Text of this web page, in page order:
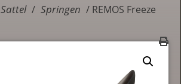
Sattel / Springen / REMOS Freeze